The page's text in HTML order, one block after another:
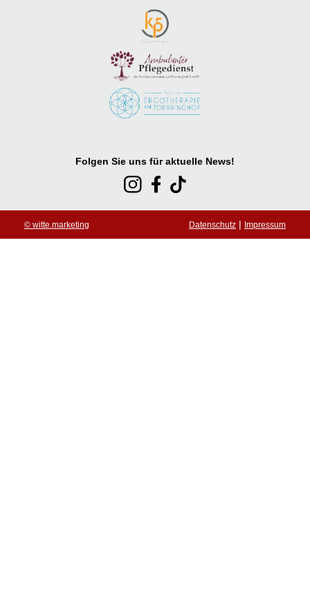
Folgen Sie uns für aktuelle News!
© witte.marketing Datenschutz | Impressum